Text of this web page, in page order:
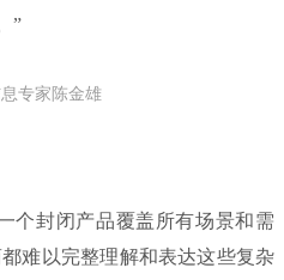
”
专家陈金雄
个封闭产品覆盖所有场景和需
难以完整理解和表达这些复杂